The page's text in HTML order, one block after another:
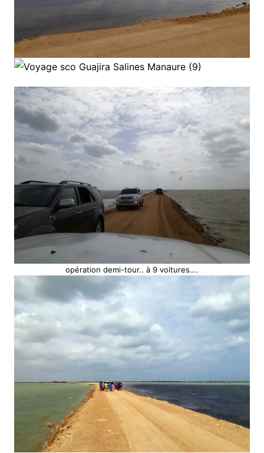
opération demi-tour.. à 9 voitures….